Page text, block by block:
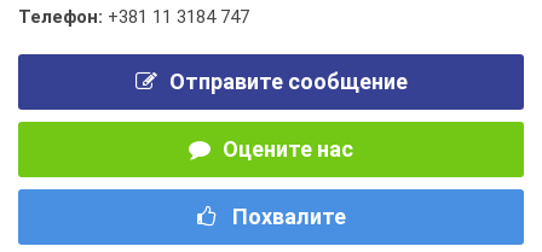
Телефон: +381 11 3184 747
Отправите сообщение
Оцените нас
Похвалите